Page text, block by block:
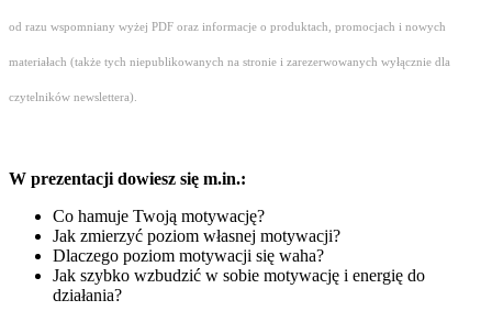
od razu wspomniany wyżej PDF oraz informacje o produktach, promocjach i nowych
materiałach (także tych niepublikowanych na stronie i zarezerwowanych wyłącznie dla
czytelników newslettera).
W prezentacji dowiesz się m.in.:
Co hamuje Twoją motywację?
Jak zmierzyć poziom własnej motywacji?
Dlaczego poziom motywacji się waha?
Jak szybko wzbudzić w sobie motywację i energię do
działania?